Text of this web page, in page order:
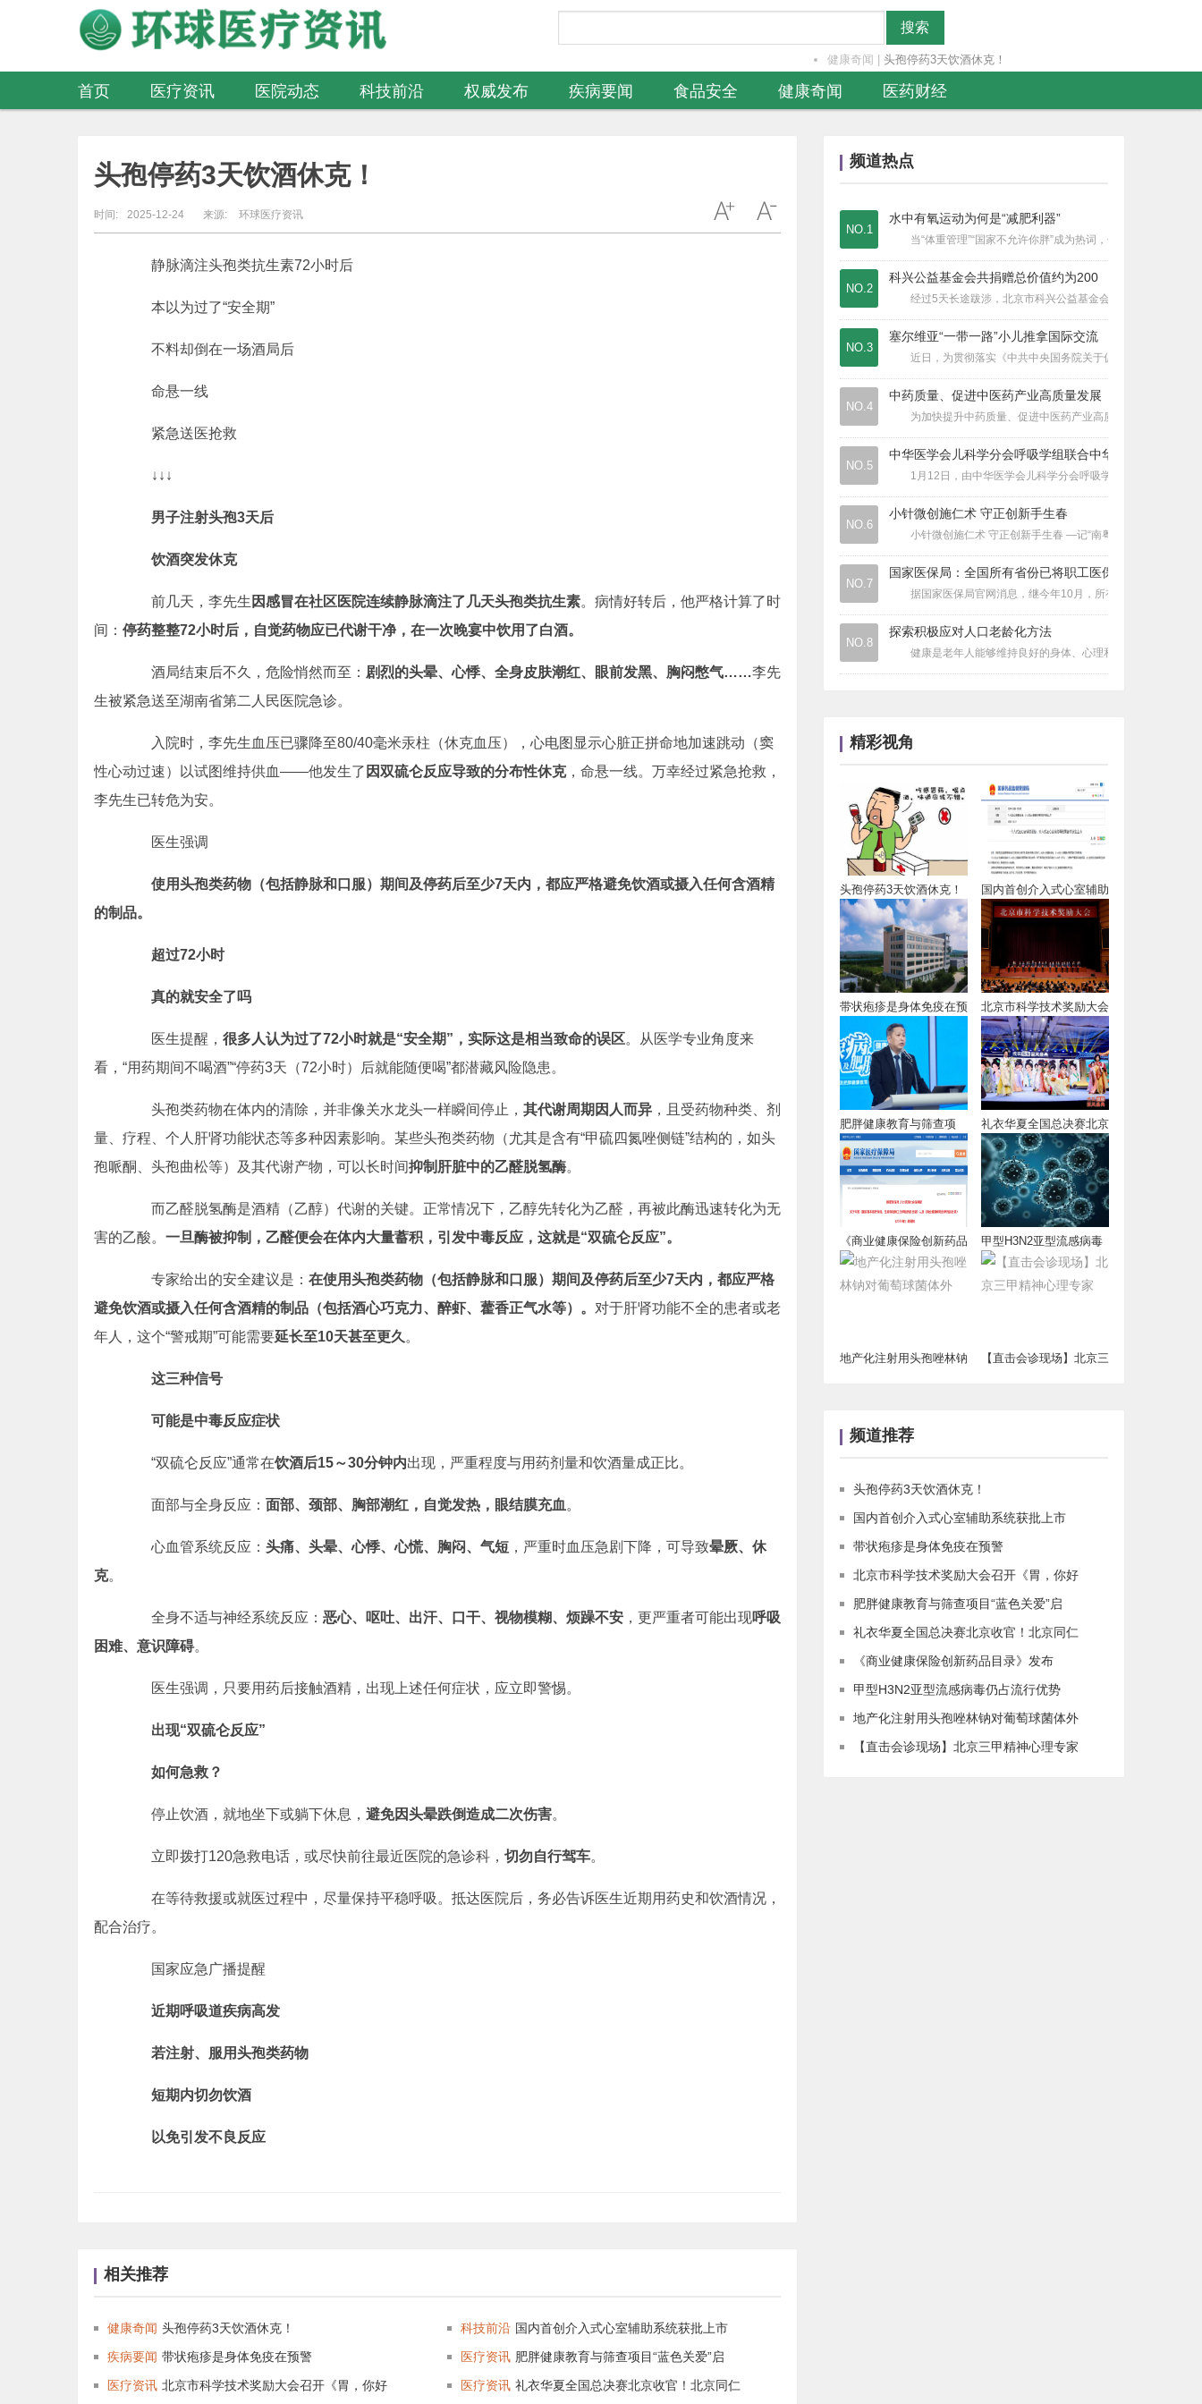
搜索
健康奇闻
头孢停药3天饮酒休克！
科技前沿
国内首创介入式心室辅助系统获批上市
疾病要闻|带状疱疹是身体免疫在预警
医疗资讯|北京市科学技术奖励大会召开《胃，你好
医药财经
《商业健康保险创新药品目录》发布
科技前沿|
地产化注射用头孢唑林钠对葡萄球菌体外
医院动态|
【直击会诊现场】北京三甲精神心理专家
医疗器械
四川川禹科技：以专业团队守护医疗安全
儿童反复呼吸道感染，为什么？
食品安全
|
水果热着吃能止咳、降火、促消化
疾病要闻|
健康奇闻
擤鼻涕擤出高血压？
甲流H3N2是什么来头？它和普通流感
全链条支持创新药发展主题会在国家会展
医疗资讯|上海交通大学中国医院发展研究院北京中
首页 医疗资讯 医院动态 科技前沿 权威发布 疾病要闻 食品安全 健康奇闻 医药财经
头孢停药3天饮酒休克！
时间: 2025-12-24 来源: 环球医疗资讯
静脉滴注头孢类抗生素72小时后
本以为过了“安全期”
不料却倒在一场酒局后
命悬一线
紧急送医抢救
↓↓↓
男子注射头孢3天后
饮酒突发休克
前几天，李先生 因感冒在社区医院连续静脉滴注了几天头孢类抗生素。病情好转后，他严格计算了时
间： 停药整整72小时后，自觉药物应已代谢干净，在一次晚宴中饮用了白酒。
酒局结束后不久，危险悄然而至： 剧烈的头晕、心悸、全身皮肤潮红、眼前发黑、胸闷憋气……李先
生被紧急送至湖南省第二人民医院急诊。
入院时，李先生血压已骤降至80/40毫米汞柱（休克血压），心电图显示心脏正拼命地加速跳动（窦
性心动过速）以试图维持供血——他发生了 因双硫仑反应导致的分布性休克，命悬一线。万幸经过紧急抢救，
李先生已转危为安。
医生强调
使用头孢类药物（包括静脉和口服）期间及停药后至少7天内，都应严格避免饮酒或摄入任何含酒精
的制品。
超过72小时
真的就安全了吗
医生提醒， 很多人认为过了72小时就是“安全期”，实际这是相当致命的误区。从医学专业角度来
看，“用药期间不喝酒”“停药3天（72小时）后就能随便喝”都潜藏风险隐患。
头孢类药物在体内的清除，并非像关水龙头一样瞬间停止， 其代谢周期因人而异 ，且受药物种类、剂
量、疗程、个人肝肾功能状态等多种因素影响。某些头孢类药物（尤其是含有“甲硫四氮唑侧链”结构的，如头
孢哌酮、头孢曲松等）及其代谢产物，可以长时间抑制肝脏中的乙醛脱氢酶。
而乙醛脱氢酶是酒精（乙醇）代谢的关键。正常情况下，乙醇先转化为乙醛，再被此酶迅速转化为无
害的乙酸。 一旦酶被抑制，乙醛便会在体内大量蓄积，引发中毒反应，这就是“双硫仑反应”。
专家给出的安全建议是： 在使用头孢类药物（包括静脉和口服）期间及停药后至少7天内，都应严格
避免饮酒或摄入任何含酒精的制品（包括酒心巧克力、醉虾、藿香正气水等）。 对于肝肾功能不全的患者或老
年人，这个“警戒期”可能需要延长至10天甚至更久 。
这三种信号
可能是中毒反应症状
“双硫仑反应”通常在饮酒后15～30分钟内出现，严重程度与用药剂量和饮酒量成正比。
面部与全身反应： 面部、颈部、胸部潮红，自觉发热，眼结膜充血 。
心血管系统反应： 头痛、头晕、心悸、心慌、胸闷、气短 ，严重时血压急剧下降，可导致晕厥、休
克。
全身不适与神经系统反应： 恶心、呕吐、出汗、口干、视物模糊、烦躁不安 ，更严重者可能出现呼吸
困难、意识障碍。
医生强调，只要用药后接触酒精，出现上述任何症状，应立即警惕。
出现“双硫仑反应”
如何急救？
停止饮酒，就地坐下或躺下休息， 避免因头晕跌倒造成二次伤害。
立即拨打120急救电话，或尽快前往最近医院的急诊科， 切勿自行驾车。
在等待救援或就医过程中，尽量保持平稳呼吸。抵达医院后，务必告诉医生近期用药史和饮酒情况，
配合治疗。
国家应急广播提醒
近期呼吸道疾病高发
若注射、服用头孢类药物
短期内切勿饮酒
以免引发不良反应
相关推荐
健康奇闻 头孢停药3天饮酒休克！ 科技前沿 国内首创介入式心室辅助系统获批上市
疾病要闻 带状疱疹是身体免疫在预警 医疗资讯 肥胖健康教育与筛查项目“蓝色关爱”启
医疗资讯 北京市科学技术奖励大会召开《胃，你好 医疗资讯 礼衣华夏全国总决赛北京收官！北京同仁
频道热点
NO.1
水中有氧运动为何是“减肥利器”
当“体重管理”“国家不允许你胖”成为热词，你有没有想过，
NO.2
科兴公益基金会共捐赠总价值约为200
经过5天长途跋涉，北京市科兴公益基金会（下称“科兴公益基
NO.3
塞尔维亚“一带一路”小儿推拿国际交流
近日，为贯彻落实《中共中央国务院关于促进中医药传承创新
NO.4
中药质量、促进中医药产业高质量发展
为加快提升中药质量、促进中医药产业高质量发展，经国
NO.5
中华医学会儿科学分会呼吸学组联合中华
1月12日，由中华医学会儿科学分会呼吸学组联合中华儿科杂
NO.6
小针微创施仁术 守正创新手生春
小针微创施仁术 守正创新手生春 —记“南粤典范”著名国医
NO.7
国家医保局：全国所有省份已将职工医保
据国家医保局官网消息，继今年10月，所有省份已实现职工
NO.8
探索积极应对人口老龄化方法
健康是老年人能够维持良好的身体、心理和社会交往状态，是
精彩视角
头孢停药3天饮酒休克！
国内首创介入式心室辅助
系统获批上市
带状疱疹是身体免疫在预
北京市科学技术奖励大会
召开《胃，你好
肥胖健康教育与筛查项
目“蓝色关爱”启
礼衣华夏全国总决赛北京
收官！北京同仁
《商业健康保险创新药品
目录》发布
甲型H3N2亚型流感病毒
仍占流行优势
地产化注射用头孢唑林钠
【直击会诊现场】北京三
频道推荐
头孢停药3天饮酒休克！
国内首创介入式心室辅助系统获批上市
带状疱疹是身体免疫在预警
北京市科学技术奖励大会召开《胃，你好
肥胖健康教育与筛查项目“蓝色关爱”启
礼衣华夏全国总决赛北京收官！北京同仁
《商业健康保险创新药品目录》发布
甲型H3N2亚型流感病毒仍占流行优势
地产化注射用头孢唑林钠对葡萄球菌体外
【直击会诊现场】北京三甲精神心理专家